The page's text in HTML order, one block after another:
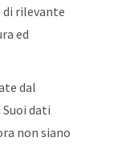
rilevante
ed
dal
dati
non siano